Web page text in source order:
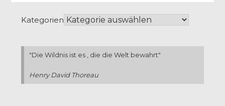
Kategorien
"Die Wildnis ist es , die die Welt bewahrt"
Henry David Thoreau